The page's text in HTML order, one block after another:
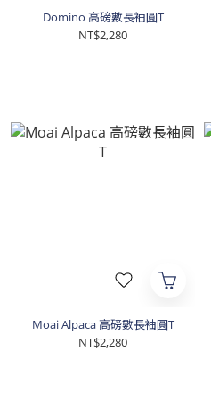
Domino 高磅數長袖圓T
NT$2,280
Moai Alpaca 高磅數長袖圓T
NT$2,280